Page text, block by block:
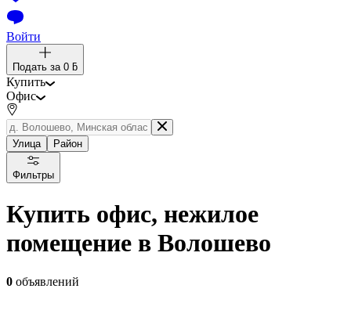
Войти
Подать за 0 ƃ
Купить
Офис
Улица Район
Фильтры
Купить офис, нежилое
помещение в Волошево
0 объявлений